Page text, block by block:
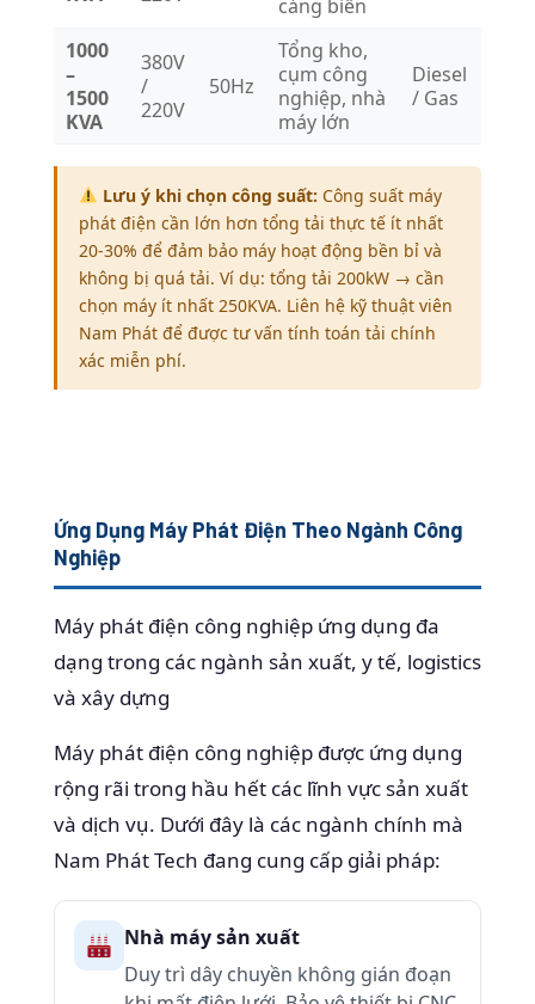
cảng biển
1000
–
1500
KVA
380V
/
220V
50Hz
Tổng kho,
cụm công
nghiệp, nhà
máy lớn
Diesel
/ Gas
Lưu ý khi chọn công suất: Công suất máy
phát điện cần lớn hơn tổng tải thực tế ít nhất
20-30% để đảm bảo máy hoạt động bền bỉ và
không bị quá tải. Ví dụ: tổng tải 200kW → cần
chọn máy ít nhất 250KVA. Liên hệ kỹ thuật viên
Nam Phát để được tư vấn tính toán tải chính
xác miễn phí.
Ứng Dụng Máy Phát Điện Theo Ngành Công
Nghiệp
Máy phát điện công nghiệp ứng dụng đa
dạng trong các ngành sản xuất, y tế, logistics
và xây dựng
Máy phát điện công nghiệp được ứng dụng
rộng rãi trong hầu hết các lĩnh vực sản xuất
và dịch vụ. Dưới đây là các ngành chính mà
Nam Phát Tech đang cung cấp giải pháp:
Nhà máy sản xuất
Duy trì dây chuyền không gián đoạn